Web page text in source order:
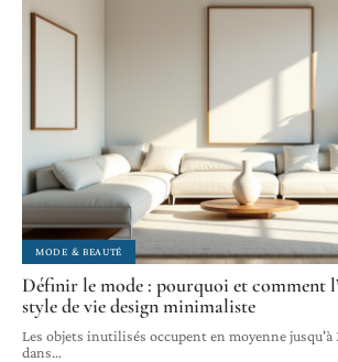
MODE & BEAUTÉ
Définir le mode : pourquoi et comment
style de vie design minimaliste
Les objets inutilisés occupent en moyenne jusqu'à
dans…